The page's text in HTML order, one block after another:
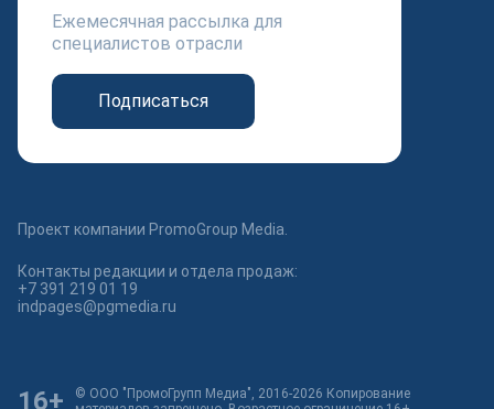
Ежемесячная рассылка для
специалистов отрасли
Подписаться
Проект компании PromoGroup Media.
Контакты редакции и отдела продаж:
+7 391 219 01 19
indpages@pgmedia.ru
© ООО "ПромоГрупп Медиа", 2016-2026 Копирование
16+